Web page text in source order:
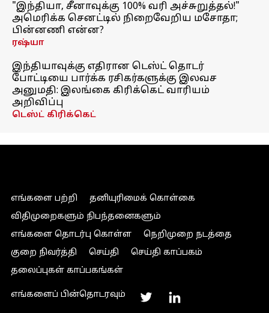
"இந்தியா, சீனாவுக்கு 100% வரி அச்சுறுத்தல்!"
அமெரிக்க செனட்டில் நிறைவேறிய மசோதா;
பின்னணி என்ன?
ரஷ்யா
இந்தியாவுக்கு எதிரான டெஸ்ட் தொடர்
போட்டியை பார்க்க ரசிகர்களுக்கு இலவச
அனுமதி: இலங்கை கிரிக்கெட் வாரியம்
அறிவிப்பு
டெஸ்ட் கிரிக்கெட்
எங்களை பற்றி
தனியுரிமைக் கொள்கை
விதிமுறைகளும் நிபந்தனைகளும்
எங்களை தொடர்பு கொள்ள
நெறிமுறை நடத்தை
குறை நிவர்த்தி
செய்தி
செய்தி காப்பகம்
தலைப்புகள் காப்பகங்கள்
எங்களைப் பின்தொடரவும்